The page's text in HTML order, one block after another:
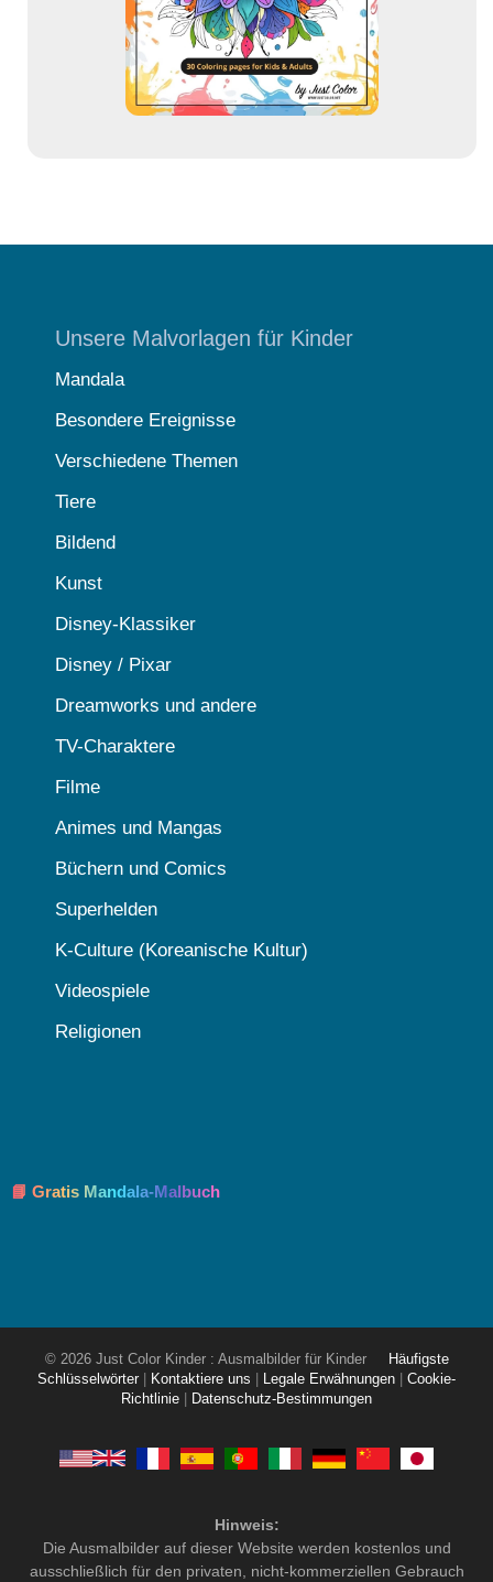
Unsere Malvorlagen für Kinder
Mandala
Besondere Ereignisse
Verschiedene Themen
Tiere
Bildend
Kunst
Disney-Klassiker
Disney / Pixar
Dreamworks und andere
TV-Charaktere
Filme
Animes und Mangas
Büchern und Comics
Superhelden
K-Culture (Koreanische Kultur)
Videospiele
Religionen
📘 Gratis Mandala-Malbuch
© 2026 Just Color Kinder : Ausmalbilder für Kinder
Häufigste
Schlüsselwörter
Kontaktiere uns Legale Erwähnungen
Cookie-
Richtlinie
Datenschutz-Bestimmungen
Hinweis:
Die Ausmalbilder auf dieser Website werden kostenlos und
ausschließlich für den privaten, nicht-kommerziellen Gebrauch